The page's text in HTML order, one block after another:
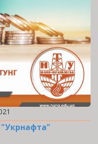
"Укрнафта"